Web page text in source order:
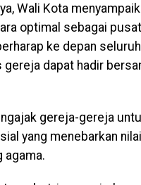
Wali Kota
optimal sebagai
ke depan
dapat hadir
gereja-gereja
yang menebarkan
agama.